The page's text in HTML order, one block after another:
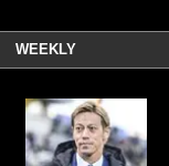
WEEKLY